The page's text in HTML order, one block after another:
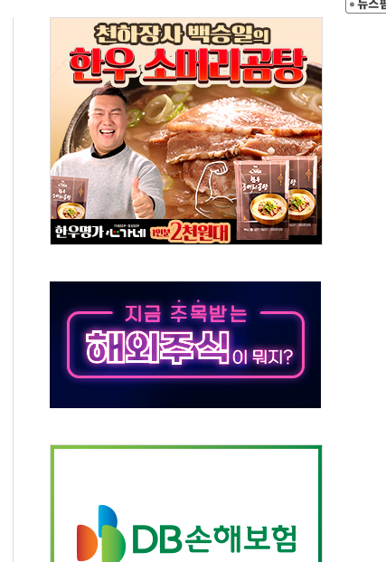
만에 주불진화....인명피해 없어
는 전·현직 직원으로부터 확보"
운항허가 취득...중국 노선 다변화
자 지원 규모 2배 확대
폰 결제 최대 6000원 할인
휴 전자책 요금제 출시
격화…'AI 데이터 기반 메디테크 혁신허브' 구상
일부 장관